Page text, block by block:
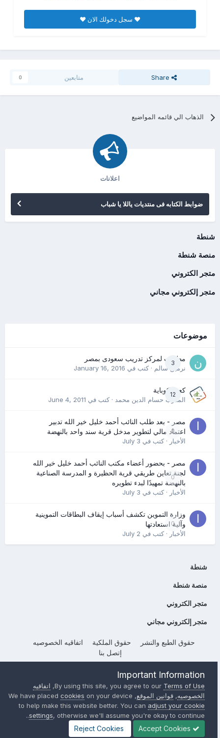
♥ سجل دخولك الان ♥
Share متابعين 0
الذهاب الي قائمه المواضيع
اعلانات
ضوابط الكتابه فى منتديات ياللا يا شباب
شنطة
منصة شنطة
متجر الكتروني
متجر إلكتروني مجاني
موضوعات
3
مطلوب لمركز تدريب سعودى بمصر
نرمين سالم· كتب في January 16, 2016
12
كعب كوباية
المدرب حسام الدين محمد· كتب في June 4, 2011
0
مصر - بعد طلب النائب أحمد خليل خير الله تدبير
اعتماد مالي لتطوير مدخل قرية سند واحد بالنهضة
الأخبار· كتب في July 3
0
مصر - بحضور أعضاء مكتب النائب أحمد خليل خير الله
لجنة تعاين طريقي قرية الحظيرة و المدرسة الصناعية
بالنهضة تمهيدًا لبدء تطويره
الأخبار· كتب في July 3
0
وزارة التموين تكشف أسباب إيقاف البطاقات التموينية
وآلية استعادتها
الأخبار· كتب في July 2
شنطة
منصة شنطة
متجر الكتروني
متجر إلكتروني مجاني
حقوق الطبع والنشر حقوق الملكية
اتفاقيه الخصوصيه
إتصل بنا
Important Information
By using this site, you agree to ourTerms of Use
, اتفاقيه
الخصوصيه, قوانين الموقع, We have placed
cookies on your device
to help make this website better. You canadjust your cookie
settings , otherwise we'll assume you're okay to continue..
Accept Cookies